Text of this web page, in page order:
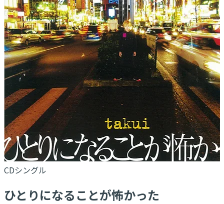
CDシングル
ひとりになることが怖かった